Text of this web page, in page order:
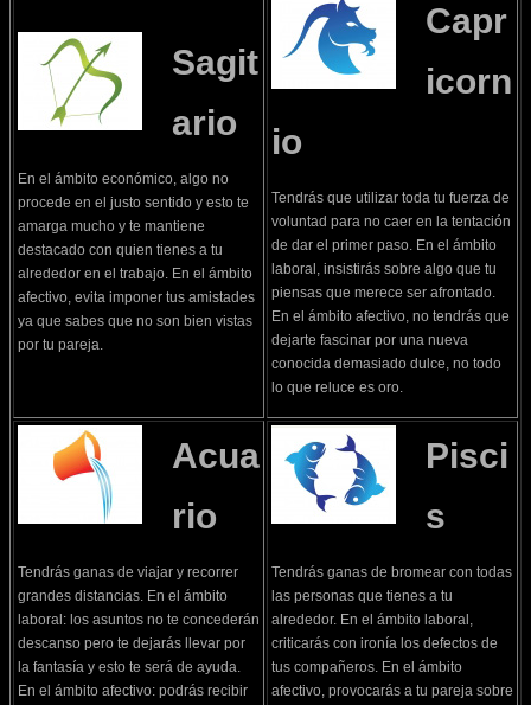
Sagit
ario
En el ámbito económico, algo no
procede en el justo sentido y esto te
amarga mucho y te mantiene
destacado con quien tienes a tu
alrededor en el trabajo. En el ámbito
afectivo, evita imponer tus amistades
ya que sabes que no son bien vistas
por tu pareja.
Capr
icorn
io
Tendrás que utilizar toda tu fuerza de
voluntad para no caer en la tentación
de dar el primer paso. En el ámbito
laboral, insistirás sobre algo que tu
piensas que merece ser afrontado.
En el ámbito afectivo, no tendrás que
dejarte fascinar por una nueva
conocida demasiado dulce, no todo
lo que reluce es oro.
Acua
rio
Tendrás ganas de viajar y recorrer
grandes distancias. En el ámbito
laboral: los asuntos no te concederán
descanso pero te dejarás llevar por
la fantasía y esto te será de ayuda.
En el ámbito afectivo: podrás recibir
Pisci
s
Tendrás ganas de bromear con todas
las personas que tienes a tu
alrededor. En el ámbito laboral,
criticarás con ironía los defectos de
tus compañeros. En el ámbito
afectivo, provocarás a tu pareja sobre